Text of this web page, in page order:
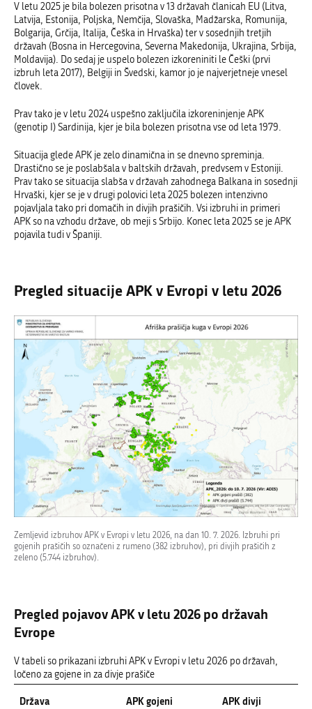
V letu 2025 je bila bolezen prisotna v 13 državah članicah EU (Litva,
Latvija, Estonija, Poljska, Nemčija, Slovaška, Madžarska, Romunija,
Bolgarija, Grčija, Italija, Češka in Hrvaška) ter v sosednjih tretjih
državah (Bosna in Hercegovina, Severna Makedonija, Ukrajina, Srbija,
Moldavija). Do sedaj je uspelo bolezen izkoreniniti le Češki (prvi
izbruh leta 2017), Belgiji in Švedski, kamor jo je najverjetneje vnesel
človek.
Prav tako je v letu 2024 uspešno zaključila izkoreninjenje APK
(genotip I) Sardinija, kjer je bila bolezen prisotna vse od leta 1979.
Situacija glede APK je zelo dinamična in se dnevno spreminja.
Drastično se je poslabšalav baltskih državah, predvsem v Estoniji.
Prav tako se situacija slabša v državah zahodnega Balkana in sosednji
Hrvaški, kjer se je v drugi polovici leta 2025 bolezen intenzivno
pojavljala tako pri domačih in divjih prašičih. Vsi izbruhi in primeri
APK so na vzhodu države, ob meji s Srbijo. Konec leta 2025 se je APK
pojavila tudi v Španiji.
Pregled situacije APK v Evropi v letu 2026
Zemljevid izbruhov APK v Evropi v letu 2026, na dan 10. 7. 2026. Izbruhi pri
gojenih prašičih so označeni z rumeno (382 izbruhov), pri divjih prašičih z
zeleno (5.744 izbruhov).
Pregled pojavov APK v letu 2026 po državah
Evrope
V tabeli so prikazani izbruhi APK v Evropi v letu 2026 po državah,
ločeno za gojene in za divje prašiče
Država
APK gojeni
APK divji